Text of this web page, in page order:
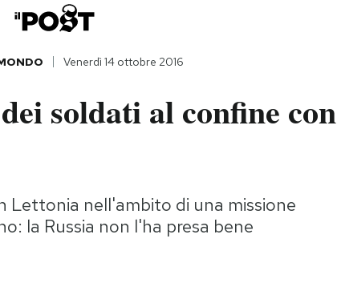
Venerdì 14 ottobre 2016
soldati al confine con
Lettonia nell'ambito di una missione
la Russia non l'ha presa bene